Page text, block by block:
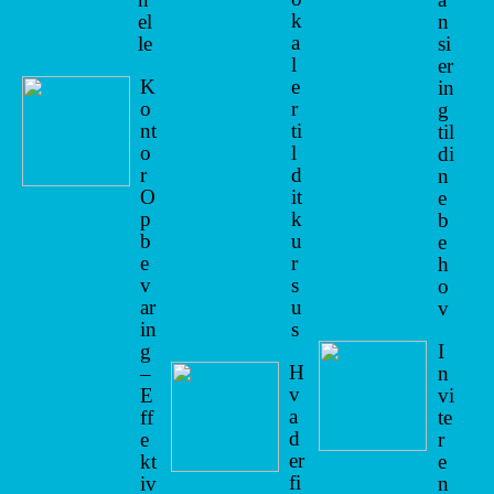
el
le
K
o
nt
o
r
O
p
b
e
v
ar
in
g
–
E
ff
e
kt
iv
k
a
l
e
r
ti
l
d
it
k
u
r
s
u
s
H
v
a
d
er
fi
n
si
er
in
g
til
di
n
e
b
e
h
o
v
I
n
vi
te
r
e
n